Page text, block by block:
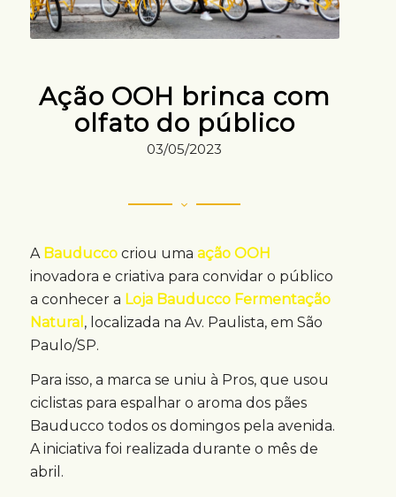
Ação OOH brinca com
olfato do público
03/05/2023
A Bauduccocriou uma ação OOH
inovadora e criativa para convidar o público
a conhecer a Loja Bauducco Fermentação
Natural , localizada na Av. Paulista, em São
Paulo/SP.
Para isso, a marca se uniu à Pros, que usou
ciclistas para espalhar o aroma dos pães
Bauducco todos os domingos pela avenida.
A iniciativa foi realizada durante o mês de
abril.